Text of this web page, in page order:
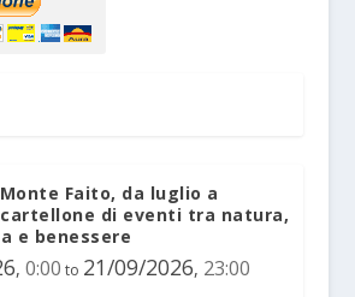
Faito, da luglio a
di eventi tra natura,
e benessere
, 0:00 to 21/09/2026, 23:00